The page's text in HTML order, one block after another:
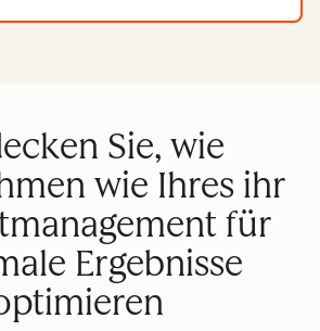
Sie, wie
wie Ihres ihr
für
Ergebnisse